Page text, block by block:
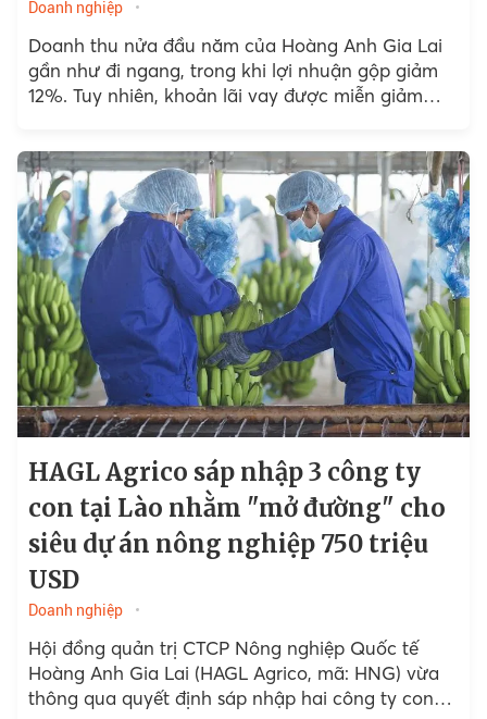
Doanh nghiệp
Doanh thu nửa đầu năm của Hoàng Anh Gia Lai
gần như đi ngang, trong khi lợi nhuận gộp giảm
12%. Tuy nhiên, khoản lãi vay được miễn giảm
HAGL Agrico sáp nhập 3 công ty
con tại Lào nhằm "mở đường" cho
siêu dự án nông nghiệp 750 triệu
USD
Doanh nghiệp
Hội đồng quản trị CTCP Nông nghiệp Quốc tế
Hoàng Anh Gia Lai (HAGL Agrico, mã: HNG) vừa
thông qua quyết định sáp nhập hai công ty con